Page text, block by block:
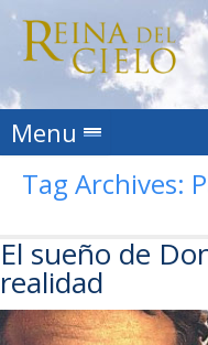
Menu Skip to
Tag Archives:
El sueño de
realidad